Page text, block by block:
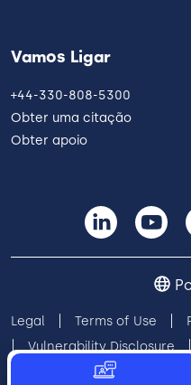
Vamos Ligar
+44-330-808-5300
Obter uma citação
Obter apoio
Legal Terms of Use
Vulnerability Disclosure
Cookie Preferences